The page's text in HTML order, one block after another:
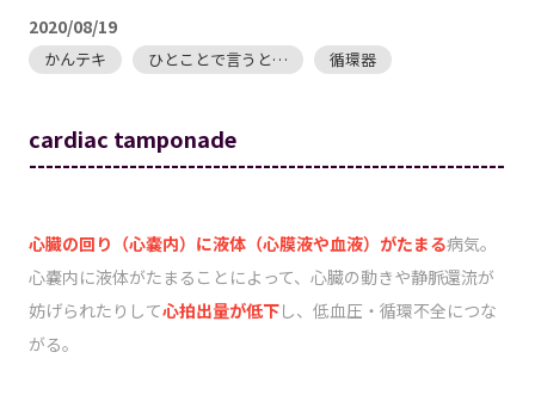
2020/08/19
かんテキ ひとことで言うと… 循環器
cardiac tamponade
---------------------------------------------------------
心臓の回り（心嚢内）に液体（心膜液や血液）がたまる病気。
心嚢内に液体がたまることによって、心臓の動きや静脈還流が
妨げられたりして心拍出量が低下し、低血圧・循環不全につな
がる。